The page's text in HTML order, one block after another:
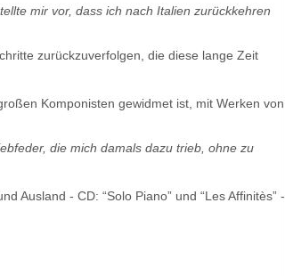
mir vor, dass ich nach Italien zurückkehren
zurückzuverfolgen, die diese lange Zeit
Komponisten gewidmet ist, mit Werken von
die mich damals dazu trieb, ohne zu
Ausland - CD: “Solo Piano” und “Les Affinitès” -